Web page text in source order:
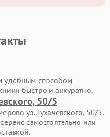
удобным способом —
быстро и аккуратно.
50/5
ул. Тухачевского, 50/5.
самостоятельно или